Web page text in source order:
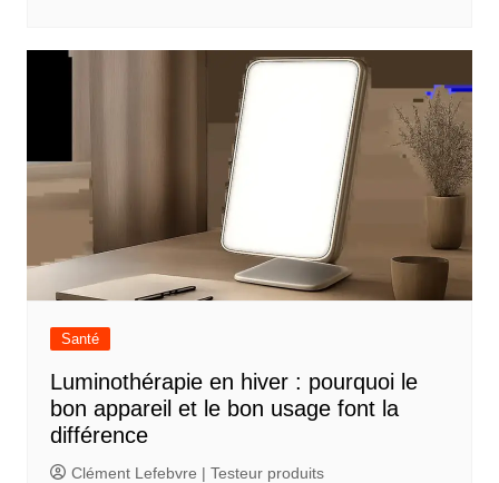
t
l
e
Santé
Luminothérapie en hiver : pourquoi le
bon appareil et le bon usage font la
différence
Clément Lefebvre | Testeur produits